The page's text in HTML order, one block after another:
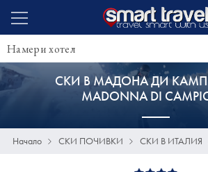
СКИ В МАДОНА ДИ
MADONNA DI
Начало СКИ ПОЧИВКИ СКИ В ИТАЛИЯ